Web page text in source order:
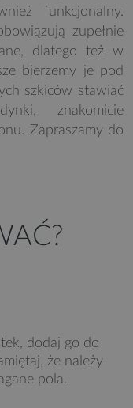
funkcjonalny.
zupełnie
dlatego też w
bierzemy je pod
szkiców stawiać
znakomicie
Zapraszamy do
dodaj go do
że należy
pola.